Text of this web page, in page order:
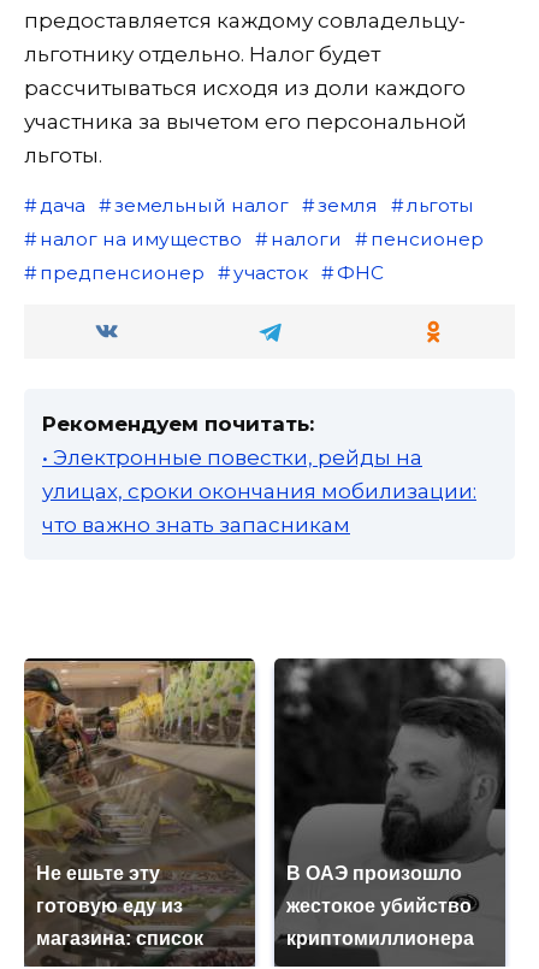
предоставляется каждому совладельцу-
льготнику отдельно. Налог будет
рассчитываться исходя из доли каждого
участника за вычетом его персональной
льготы.
дача земельный налог земля
льготы
налог на имущество
налоги
пенсионер
предпенсионер
участок ФНС
Рекомендуем почитать:
• Электронные повестки, рейды на
улицах, сроки окончания мобилизации:
что важно знать запасникам
Не ешьте эту
готовую еду из
магазина: список
В ОАЭ произошло
жестокое убийство
криптомиллионера